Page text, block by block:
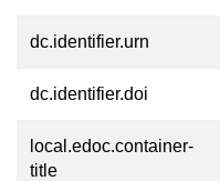
dc.identifier.urn
dc.identifier.doi
local.edoc.container-
title